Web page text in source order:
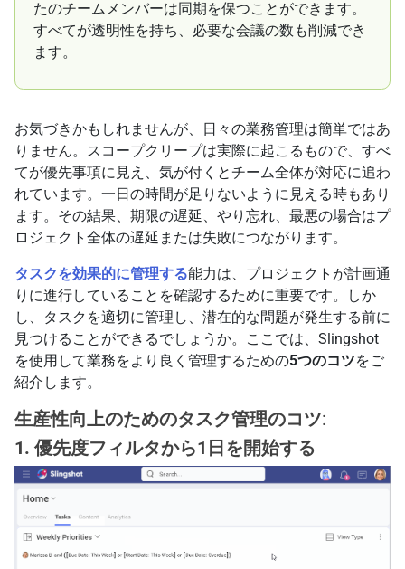
たのチームメンバーは同期を保つことができます。
すべてが透明性を持ち、必要な会議の数も削減でき
ます。
お気づきかもしれませんが、日々の業務管理は簡単ではあ
りません。スコープクリープは実際に起こるもので、すべ
てが優先事項に見え、気が付くとチーム全体が対応に追わ
れています。一日の時間が足りないように見える時もあり
ます。その結果、期限の遅延、やり忘れ、最悪の場合はプ
ロジェクト全体の遅延または失敗につながります。
タスクを効果的に管理する能力は、プロジェクトが計画通
りに進行していることを確認するために重要です。しか
し、タスクを適切に管理し、潜在的な問題が発生する前に
見つけることができるでしょうか。ここでは、Slingshot
を使用して業務をより良く管理するための5つのコツをご
紹介します。
生産性向上のためのタスク管理のコツ:
1. 優先度フィルタから1日を開始する